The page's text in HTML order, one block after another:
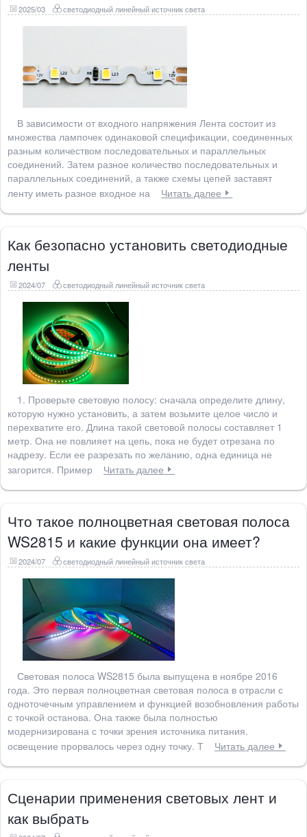
2025/03 светодиодный линейный источник света
В зависимости от входного напряжения Лента состоит из
множества лампочек одинаковой спецификации, соединенных
разным количеством последовательных и параллельных
соединений. Затем разное количество последовательных и
параллельных соединений, а также схемы цепей заставят
ленту иметь разное входное на
Читать далее
Как безопасно установить светодиодные
ленты
2024/07 светодиодный линейный источник света
1. Проверьте световую полосу: сначала определите длину,
которую нужно установить, а затем возьмите целое число и
перехватите его. Длина такой световой полосы составляет 1
метр. Она не повлияет на цепь, пока не будет отрезана по
надрезу. Если ее разрезать по желанию, одна единица не
загорится. Пример
Читать далее
Что такое полноцветная световая полоса
WS2815 и какие функции она имеет?
2024/07 светодиодный линейный источник света
Световая полоса WS2815 была выпущена в ноябре 2016
года. Это первая полноцветная световая полоса в отрасли с
одноточечным управлением и функцией возобновления работы
с точкой останова. Она также была полностью
модернизирована с точки зрения источника питания.
освещение прорвалось через одну точку. Т
Читать далее
Сценарии применения световых лент и
как выбрать